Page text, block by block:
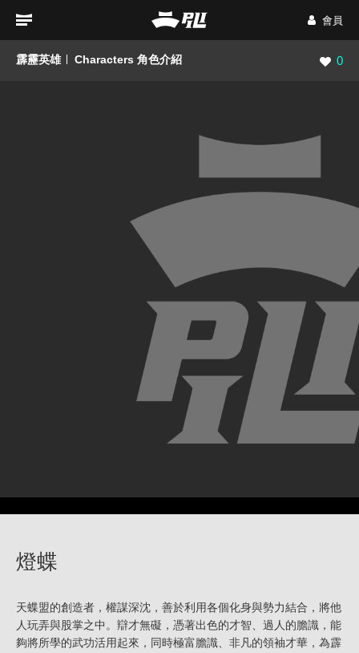
會員
霹靂英雄 Characters 角色介紹 瀏覽
0
燈蝶
天蝶盟的創造者，權謀深沈，善於利用各個化身與勢力結合，將他
人玩弄與股掌之中。辯才無礙，憑著出色的才智、過人的膽識，能
夠將所學的武功活用起來，同時極富膽識、非凡的領袖才華，為霹